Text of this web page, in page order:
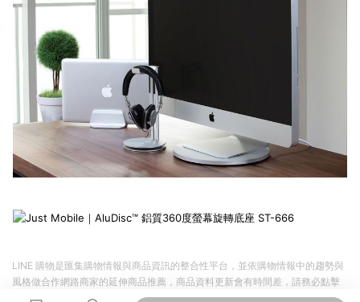
LINE 購物是匯集購物情報與商品資訊的整合性平台，並依購物情報中的趨勢與
風格做合作網路商家的延伸商品推薦，商品資料更新會有時間差，請務必點擊
商品至各合作網路商家，確認現售價與購物條件，一切資訊以合作廠商網頁為